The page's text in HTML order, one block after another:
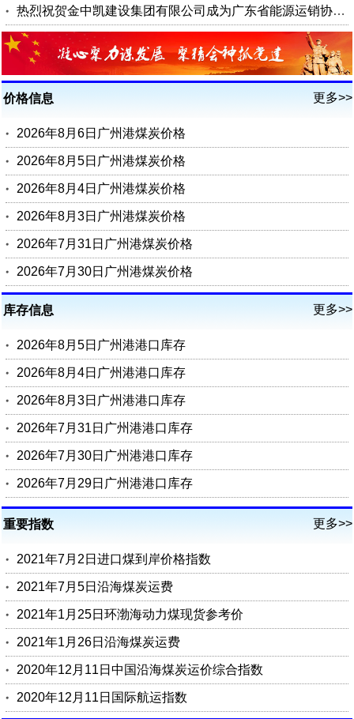
热烈祝贺金中凯建设集团有限公司成为广东省能源运销协会会员单位
更多>>
价格信息
2026年8月6日广州港煤炭价格
2026年8月5日广州港煤炭价格
2026年8月4日广州港煤炭价格
2026年8月3日广州港煤炭价格
2026年7月31日广州港煤炭价格
2026年7月30日广州港煤炭价格
更多>>
库存信息
2026年8月5日广州港港口库存
2026年8月4日广州港港口库存
2026年8月3日广州港港口库存
2026年7月31日广州港港口库存
2026年7月30日广州港港口库存
2026年7月29日广州港港口库存
更多>>
重要指数
2021年7月2日进口煤到岸价格指数
2021年7月5日沿海煤炭运费
2021年1月25日环渤海动力煤现货参考价
2021年1月26日沿海煤炭运费
2020年12月11日中国沿海煤炭运价综合指数
2020年12月11日国际航运指数